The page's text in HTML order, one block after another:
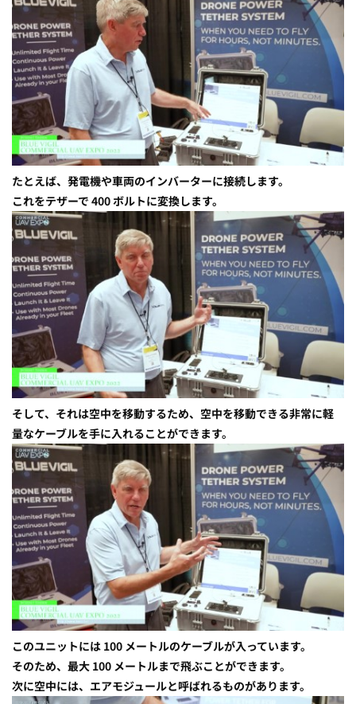
たとえば、発電機や車両のインバーターに接続します。
これをテザーで 400 ボルトに変換します。
そして、それは空中を移動するため、空中を移動できる非常に軽
量なケーブルを手に入れることができます。
このユニットには 100 メートルのケーブルが入っています。
そのため、最大 100 メートルまで飛ぶことができます。
次に空中には、エアモジュールと呼ばれるものがあります。